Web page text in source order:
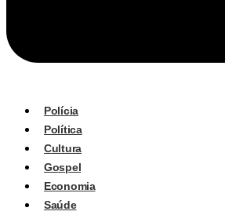
Polícia
Política
Cultura
Gospel
Economia
Saúde